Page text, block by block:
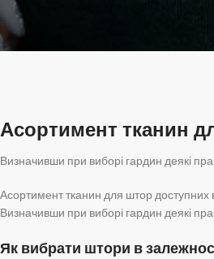
Асортимент тканин
Визначивши при виборі гардин деякі
Асортимент тканин для штор доступних
Визначивши при виборі гардин деякі
Як вибрати штори в